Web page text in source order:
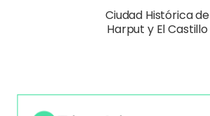
Ciudad Histórica de
Harput y El Castillo